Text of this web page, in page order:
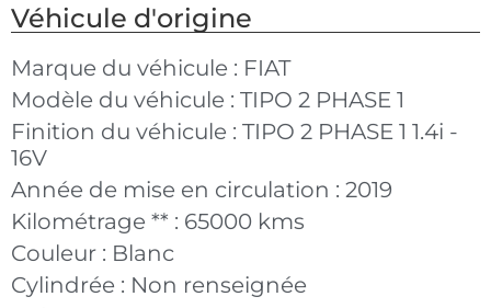
Véhicule d'origine
Marque du véhicule : FIAT
Modèle du véhicule : TIPO 2 PHASE 1
Finition du véhicule : TIPO 2 PHASE 1 1.4i -
16V
Année de mise en circulation : 2019
Kilométrage ** : 65000 kms
Couleur : Blanc
Cylindrée : Non renseignée